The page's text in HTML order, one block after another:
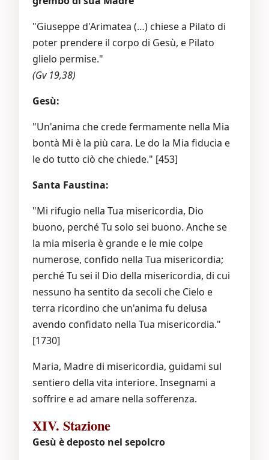
"Giuseppe d'Arimatea (…) chiese a Pilato di
poter prendere il corpo di Gesù, e Pilato
glielo permise."
(Gv 19,38)
Gesù:
"Un'anima che crede fermamente nella Mia
bontà Mi è la più cara. Le do la Mia fiducia e
le do tutto ciò che chiede." [453]
Santa Faustina:
"Mi rifugio nella Tua misericordia, Dio
buono, perché Tu solo sei buono. Anche se
la mia miseria è grande e le mie colpe
numerose, confido nella Tua misericordia;
perché Tu sei il Dio della misericordia, di cui
nessuno ha sentito da secoli che Cielo e
terra ricordino che un'anima fu delusa
avendo confidato nella Tua misericordia."
[1730]
Maria, Madre di misericordia, guidami sul
sentiero della vita interiore. Insegnami a
soffrire e ad amare nella sofferenza.
XIV. Stazione
Gesù è deposto nel sepolcro